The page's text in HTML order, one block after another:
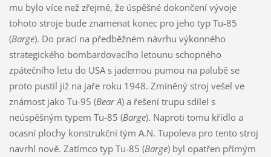
mu bylo více než zřejmé, že úspěšné dokončení vývoje
tohoto stroje bude znamenat konec pro jeho typ Tu-85
(Barge). Do prací na předběžném návrhu výkonného
strategického bombardovacího letounu schopného
zpátečního letu do USA s jadernou pumou na palubě se
proto pustil již na jaře roku 1948. Zmíněný stroj vešel ve
známost jako Tu-95 (Bear A) a řešení trupu sdílel s
neúspěšným typem Tu-85 (Barge). Naproti tomu křídlo a
ocasní plochy konstrukční tým A.N. Tupoleva pro tento stroj
navrhl nově. Zatímco typ Tu-85 (Barge) byl opatřen přímým